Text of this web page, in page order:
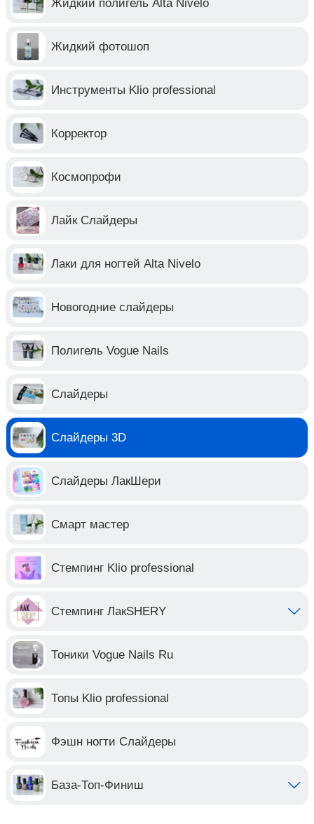
Жидкий полигель Alta Nivelo
Жидкий фотошоп
Инструменты Klio professional
Корректор
Космопрофи
Лайк Слайдеры
Лаки для ногтей Alta Nivelo
Новогодние слайдеры
Полигель Vogue Nails
Слайдеры
Слайдеры 3D
Слайдеры ЛакШери
Смарт мастер
Стемпинг Klio professional
Стемпинг ЛакSHERY
Тоники Vogue Nails Ru
Топы Klio professional
Фэшн ногти Слайдеры
База-Топ-Финиш